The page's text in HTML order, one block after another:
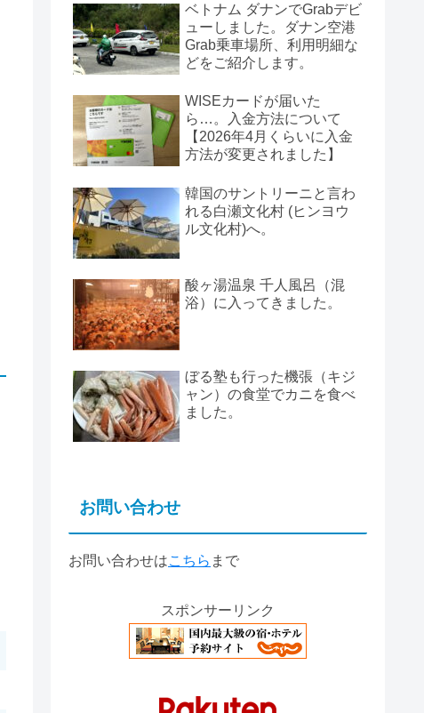
ベトナム ダナンでGrabデビ
ューしました。ダナン空港
Grab乗車場所、利用明細な
どをご紹介します。
WISEカードが届いた
ら…。入金方法について
【2026年4月くらいに入金
方法が変更されました】
韓国のサントリーニと言わ
れる白瀬文化村 (ヒンヨウ
ル文化村)へ。
酸ヶ湯温泉 千人風呂（混
浴）に入ってきました。
ぼる塾も行った機張（キジ
ャン）の食堂でカニを食べ
ました。
お問い合わせ
お問い合わせはこちら まで
スポンサーリンク